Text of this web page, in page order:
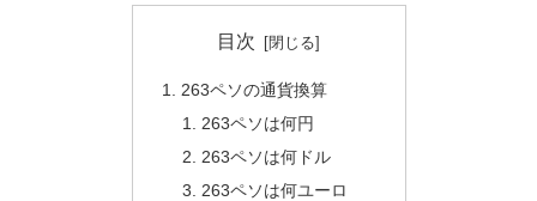
目次
263ペソの通貨換算
263ペソは何円
263ペソは何ドル
263ペソは何ユーロ